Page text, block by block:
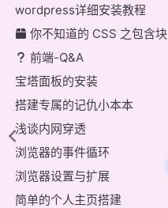
wordpress详细安装教程
你不知道的 CSS 之包含块
前端-Q&A
宝塔面板的安装
搭建专属的记仇小本本
浅谈内网穿透
浏览器的事件循环
浏览器设置与扩展
简单的个人主页搭建